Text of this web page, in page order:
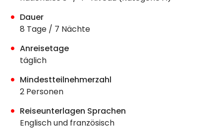
Dauer
8 Tage / 7 Nächte
Anreisetage
täglich
Mindestteilnehmerzahl
2 Personen
Reiseunterlagen Sprachen
Englisch und französisch